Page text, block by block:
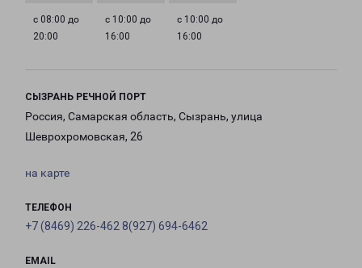
с 08:00 до
20:00
с 10:00 до
16:00
с 10:00 до
16:00
СЫЗРАНЬ РЕЧНОЙ ПОРТ
Россия, Самарская область, Сызрань, улица
Шеврохромовская, 26
на карте
ТЕЛЕФОН
+7 (8469) 226-462 8(927) 694-6462
EMAIL